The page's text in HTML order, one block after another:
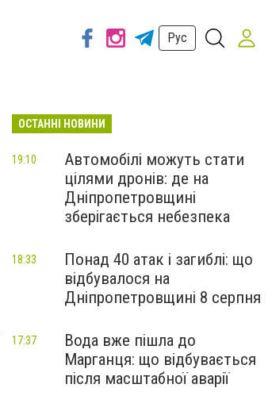
Рус
ОСТАННІ НОВИНИ
Автомобілі можуть стати
цілями дронів: де на
Дніпропетровщині
зберігається небезпека
19:10
Понад 40 атак і загиблі: що
відбувалося на
Дніпропетровщині 8 серпня
18:33
Вода вже пішла до
Марганця: що відбувається
після масштабної аварії
17:37